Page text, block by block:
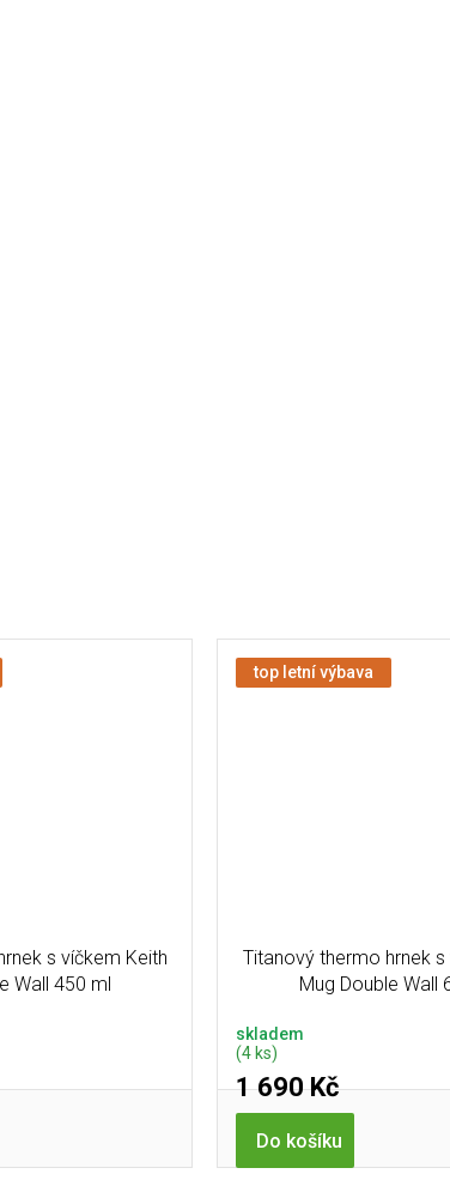
s víčkem Keith
Wall 450 ml
top letní výbava
Titanový thermo hrnek
Mug Double Wall
skladem
(4 ks)
1 690 Kč
Do košíku